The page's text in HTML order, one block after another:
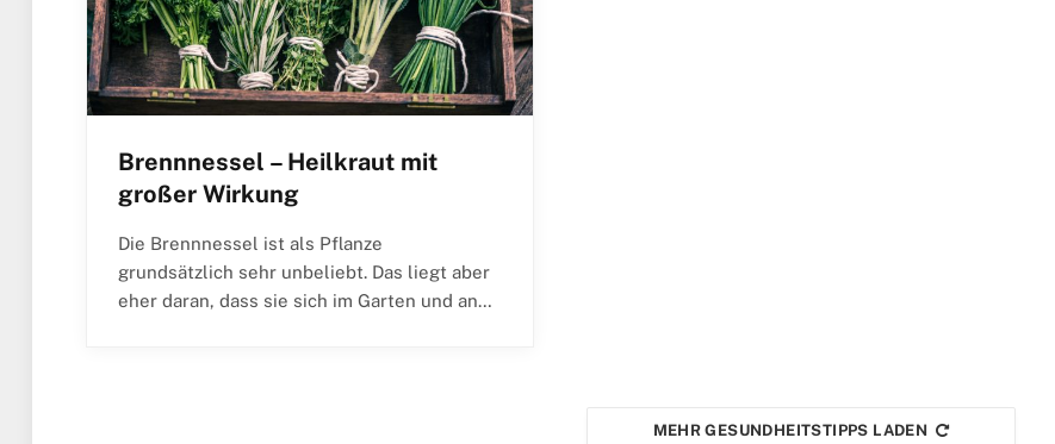
Brennnessel – Heilkraut mit
großer Wirkung
Die Brennnessel ist als Pflanze
grundsätzlich sehr unbeliebt. Das liegt aber
eher daran, dass sie sich im Garten und an…
MEHR GESUNDHEITSTIPPS LADEN